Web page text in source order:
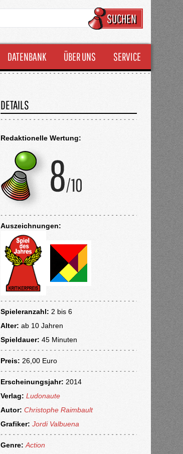
SUCHEN
DATENBANK ÜBER UNS SERVICE
DETAILS
Redaktionelle Wertung:
Auszeichnungen:
Spieleranzahl: 2 bis 6
Alter: ab 10 Jahren
Spieldauer: 45 Minuten
Preis: 26,00 Euro
Erscheinungsjahr: 2014
Verlag: Ludonaute
Autor: Christophe Raimbault
Grafiker: Jordi Valbuena
Genre: Action